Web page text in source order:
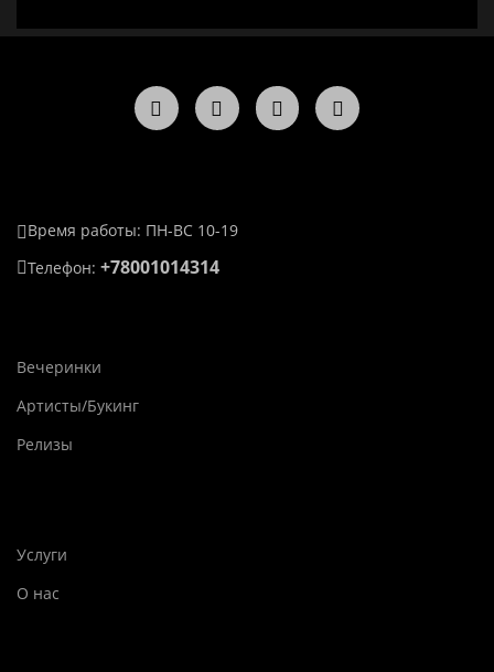
Время работы: ПН-ВС 10-19
Телефон: +78001014314
Вечеринки
Артисты/Букинг
Релизы
Услуги
О нас